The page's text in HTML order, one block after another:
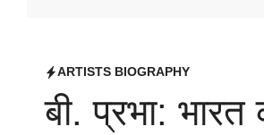
ARTISTS BIOGRAPHY
बी. प्रभा: भारत